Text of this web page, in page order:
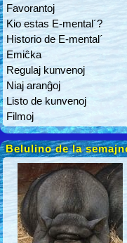
Favorantoj
Kio estas E-mental´?
Historio de E-mental´
Emiĉka
Regulaj kunvenoj
Niaj aranĝoj
Listo de kunvenoj
Filmoj
Belulino de la